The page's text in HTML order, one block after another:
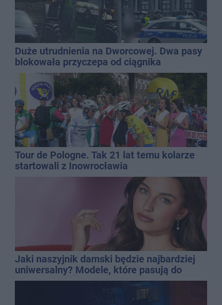
Duże utrudnienia na Dworcowej. Dwa pasy
blokowała przyczepa od ciągnika
Tour de Pologne. Tak 21 lat temu kolarze
startowali z Inowrocławia
Jaki naszyjnik damski będzie najbardziej
uniwersalny? Modele, które pasują do
wielu stylizacji